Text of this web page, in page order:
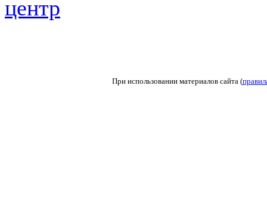
центр
При использовании материалов сайта (